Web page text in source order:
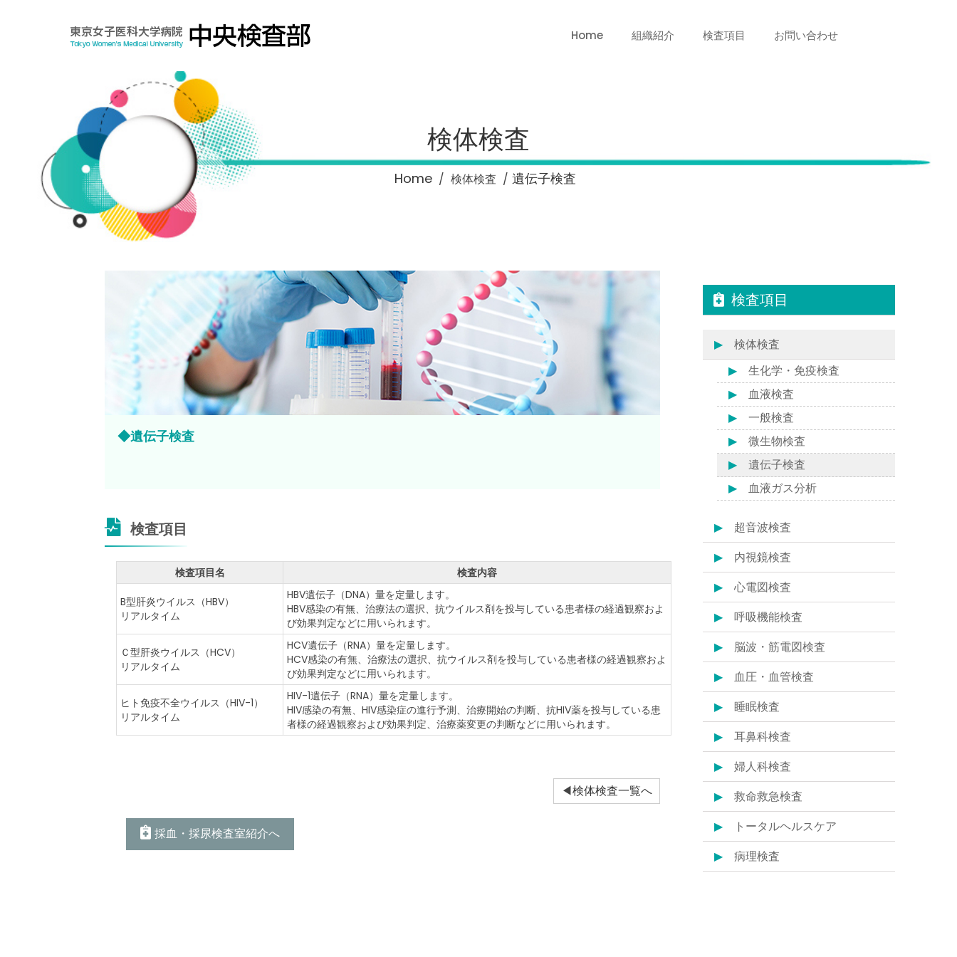
Home 組織紹介 検査項目 お問い合わせ
検体検査
Home / 検体検査 / 遺伝子検査
遺伝子検査
検査項目
検査項目名 検査内容
B型肝炎ウイルス（HBV）
リアルタイム
HBV遺伝子（DNA）量を定量します。
HBV感染の有無、治療法の選択、抗ウイルス剤を投与している患者様の経過観察およ
び効果判定などに用いられます。
Ｃ型肝炎ウイルス（HCV）
リアルタイム
HCV遺伝子（RNA）量を定量します。
HCV感染の有無、治療法の選択、抗ウイルス剤を投与している患者様の経過観察およ
び効果判定などに用いられます。
ヒト免疫不全ウイルス（HIV-1）
リアルタイム
HIV-1遺伝子（RNA）量を定量します。
HIV感染の有無、HIV感染症の進行予測、治療開始の判断、抗HIV薬を投与している患
者様の経過観察および効果判定、治療薬変更の判断などに用いられます。
検体検査一覧へ
採血・採尿検査室紹介へ
検査項目
検体検査
生化学・免疫検査
血液検査
一般検査
微生物検査
遺伝子検査
血液ガス分析
超音波検査
内視鏡検査
心電図検査
呼吸機能検査
脳波・筋電図検査
血圧・血管検査
睡眠検査
耳鼻科検査
婦人科検査
救命救急検査
トータルヘルスケア
病理検査